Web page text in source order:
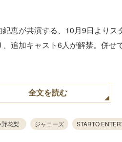
恵が共演する、10月9日よりス
、追加キャスト6人が解禁。併
全文を読む
野花梨 ジャニーズ
STARTO